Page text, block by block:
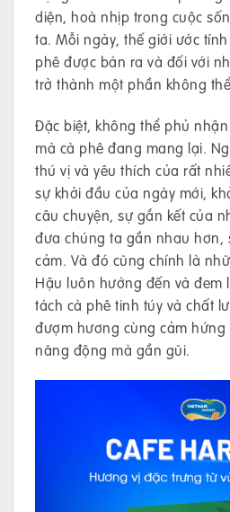
diện, hoà nhịp trong cuộc
ta. Mỗi ngày, thế giới ước
phê được bán ra và đối với
trở thành một phần không
Đặc biệt, không thể phủ
mà cà phê đang mang lại.
thú vị và yêu thích của rất
sự khởi đầu của ngày mới,
câu chuyện, sự gắn kết của
đưa chúng ta gần nhau hơn,
cảm. Và đó cũng chính là
Hậu luôn hướng đến và đem
tách cà phê tinh túy và chất
đượm hương cùng cảm hứng
năng động mà gần gũi.